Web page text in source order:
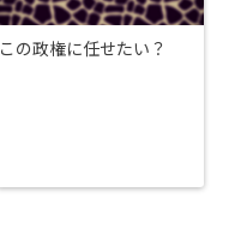
この政権に任せたい？